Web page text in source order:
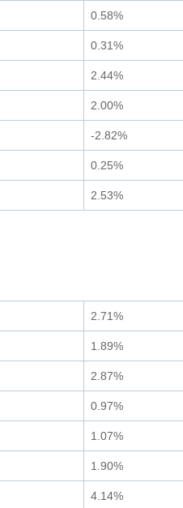
0.58%
0.31%
2.44%
2.00%
-2.82%
0.25%
2.53%
2.71%
1.89%
2.87%
0.97%
1.07%
1.90%
4.14%